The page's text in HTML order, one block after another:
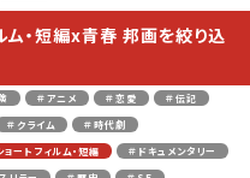
ム・短編x青春 邦画を絞り込
＃アニメ ＃恋愛
＃伝記
＃クライム
＃時代劇
ョートフィルム・短編
＃ドキュメンタリー